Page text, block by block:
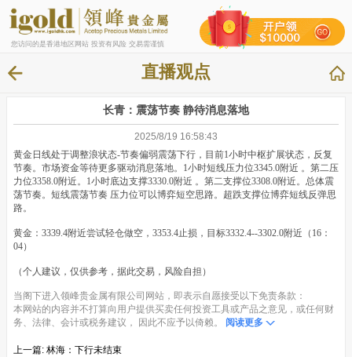
您访问的是香港地区网站 投资有风险 交易需谨慎
直播观点
长青：震荡节奏 静待消息落地
2025/8/19 16:58:43
黄金日线处于调整浪状态-节奏偏弱震荡下行，目前1小时中枢扩展状态，反复
节奏。市场资金等待更多驱动消息落地。1小时短线压力位3345.0附近 。第二压
力位3358.0附近。1小时底边支撑3330.0附近 。第二支撑位3308.0附近。总体震
荡节奏。短线震荡节奏 压力位可以博弈短空思路。超跌支撑位博弈短线反弹思
路。
黄金：3339.4附近尝试轻仓做空，3353.4止损，目标3332.4--3302.0附近（16：
04）
（个人建议，仅供参考，据此交易，风险自担）
当阁下进入领峰贵金属有限公司网站，即表示自愿接受以下免责条款：
本网站的内容并不打算向用户提供买卖任何投资工具或产品之意见，或任何财
务、法律、会计或税务建议， 因此不应予以倚赖。
阅读更多
上一篇: 林海：下行未结束